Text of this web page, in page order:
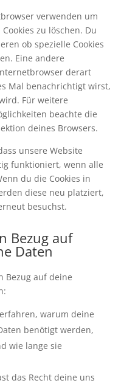
verwenden um
zu löschen. Du
ob spezielle Cookies
Eine andere
derart
Mal benachrichtigt wirst,
Für weitere
beachte die
deines Browsers.
unsere Website
funktioniert, wenn alle
du die Cookies in
diese neu platziert,
besuchst.
Bezug auf
Daten
Bezug auf deine
warum deine
benötigt werden,
wie lange sie
das Recht deine uns